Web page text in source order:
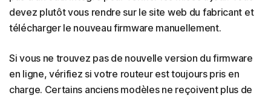
devez plutôt vous rendre sur le site web du fabricant et
télécharger le nouveau firmware manuellement.
Si vous ne trouvez pas de nouvelle version du firmware
en ligne, vérifiez si votre routeur est toujours pris en
charge. Certains anciens modèles ne reçoivent plus de